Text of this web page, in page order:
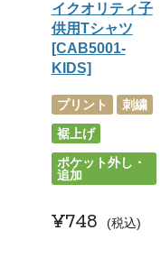
イクオリティ子
供用Tシャツ
[CAB5001-
KIDS]
プリント
刺繍
裾上げ
ポケット外し・
追加
¥748 税込